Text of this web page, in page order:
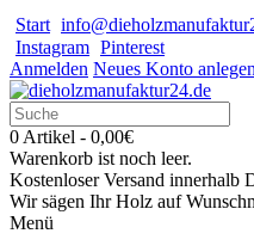
Start
Instagram Pinterest
Anmelden Neues Konto anlegen
0 Artikel - 0,00€
Warenkorb ist noch leer.
Kostenloser Versand innerhalb
Wir sägen Ihr Holz auf
Menü